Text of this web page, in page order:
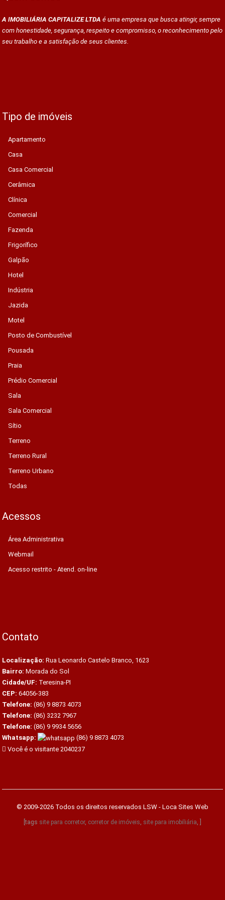
A IMOBILIÁRIA CAPITALIZE LTDA é uma empresa que busca atingir, sempre
com honestidade, segurança, respeito e compromisso, o reconhecimento pelo
seu trabalho e a satisfação de seus clientes.
Tipo de imóveis
Apartamento
Casa
Casa Comercial
Cerâmica
Clínica
Comercial
Fazenda
Frigorífico
Galpão
Hotel
Indústria
Jazida
Motel
Posto de Combustível
Pousada
Praia
Prédio Comercial
Sala
Sala Comercial
Sítio
Terreno
Terreno Rural
Terreno Urbano
Todas
Acessos
Área Administrativa
Webmail
Acesso restrito - Atend. on-line
Contato
Localização: Rua Leonardo Castelo Branco, 1623
Bairro: Morada do Sol
Cidade/UF: Teresina-PI
CEP: 64056-383
Telefone: (86) 9 8873 4073
Telefone: (86) 3232 7967
Telefone: (86) 9 9934 5656
Whatsapp:
(86) 9 8873 4073
Você é o visitante 2040237
© 2009-2026 Todos os direitos reservados LSW - Loca Sites Web
[tags site para corretor, corretor de imóveis, site para imobiliária, ]